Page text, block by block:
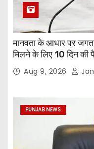
मानवता के आधार पर
मिलने के लिए 10 दिन की
सिंह मानAug 9, 2026
PUNJAB NEWS